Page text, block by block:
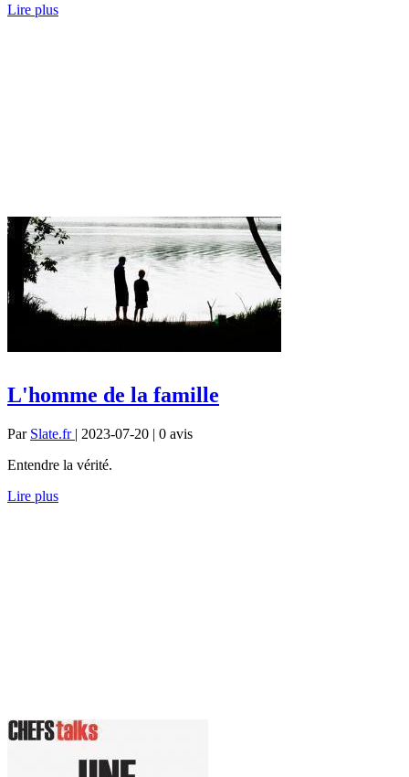
Lire plus
L'homme de la famille
Par Slate.fr | 2023-07-20 | 0 avis
Entendre la vérité.
Lire plus